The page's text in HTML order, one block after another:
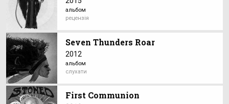
альбом
рецензія
Seven Thunders Roar
2012
альбом
слухати
First Communion